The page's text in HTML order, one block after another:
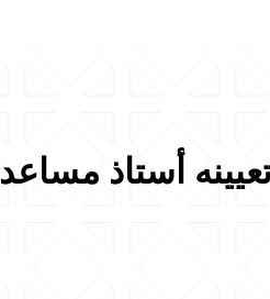
أستاذ مساعد